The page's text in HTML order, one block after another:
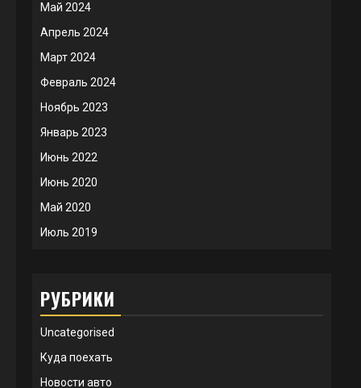
Май 2024
Апрель 2024
Март 2024
Февраль 2024
Ноябрь 2023
Январь 2023
Июнь 2022
Июнь 2020
Май 2020
Июль 2019
РУБРИКИ
Uncategorised
Куда поехать
Новости авто